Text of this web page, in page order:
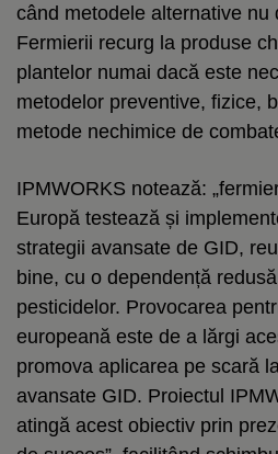
când metodele alternative nu
Fermierii recurg la produse
plantelor numai dacă este
metodelor preventive, fizice,
metode nechimice de
IPMWORKS notează:
Europă testează și
strategii avansate de GID,
bine, cu o dependență
pesticidelor. Provocarea
europeană este de a lărgi
promova aplicarea pe scară
avansate GID. Proiectul
atingă acest obiectiv prin